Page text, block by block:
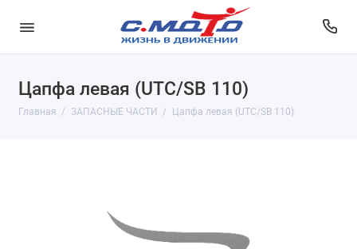
Цапфа левая (UTC/SB 110)
Главная ЗАПАСНЫЕ ЧАСТИ Цапфа левая (UTC/SB 110)